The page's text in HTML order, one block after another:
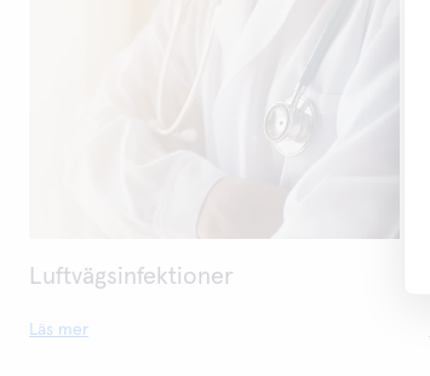
Luftvägsinfektioner
Läs mer